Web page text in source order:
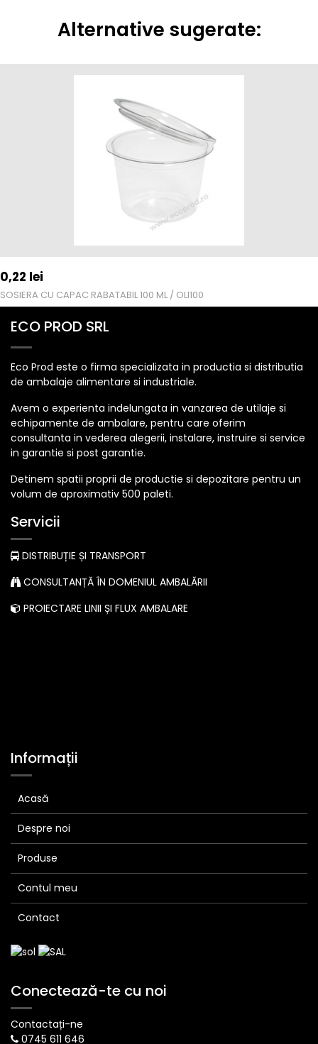
Alternative sugerate:
0,22 lei
SOSIERA CU CAPAC RABATABIL 100 ML / OLI100
ECO PROD SRL
Eco Prod este o firma specializata in productia si distributia
de ambalaje alimentare si industriale.
Avem o experienta indelungata in vanzarea de utilaje si
echipamente de ambalare, pentru care oferim
consultanta in vederea alegerii, instalare, instruire si service
in garantie si post garantie.
Detinem spatii proprii de productie si depozitare pentru un
volum de aproximativ 500 paleti.
Servicii
DISTRIBUȚIE ȘI TRANSPORT
CONSULTANȚĂ ÎN DOMENIUL AMBALĂRII
PROIECTARE LINII ȘI FLUX AMBALARE
Informații
Acasă
Despre noi
Produse
Contul meu
Contact
Conectează-te cu noi
Contactați-ne
0745 611 646